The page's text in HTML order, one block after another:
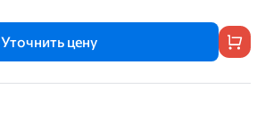
Уточнить цену